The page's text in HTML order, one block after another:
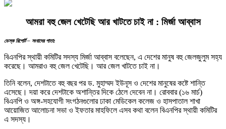
আমরা বহু জেল খেটেছি আর খাটতে চাই না : মির্জা আব্বাস
ডেস্ক রিপোর্ট – সংবাদের পাতা:
বিএনপির স্থায়ী কমিটির সদস্য মির্জা আব্বাস বলেছেন, এ দেশের মানুষ বহু জেলজুলুম সহ্য
করেছে। আমরাও বহু জেল খেটেছি। আর জেল খাটতে চাই না।
তিনি বলেন, দেশটাতে বহু বছর পর ড. মুহাম্মদ ইউনূস ও দেশের মানুষের কষ্টে শান্তি
এসেছে। দয়া করে দেশটাকে অশান্তির দিকে ঠেলে দেবেন না। রোববার (১৬ মার্চ)
বিএনপি ও অঙ্গ-সহযোগী সংগঠনগুলোর ঢাকা মেডিকেল কলেজ ও হাসপাতাল শাখা
আয়োজিত আলোচনা সভা ও ইফতার মাহফিলে এসব কথা বলেন বিএনপির স্থায়ী কমিটির
এ সদস্য।